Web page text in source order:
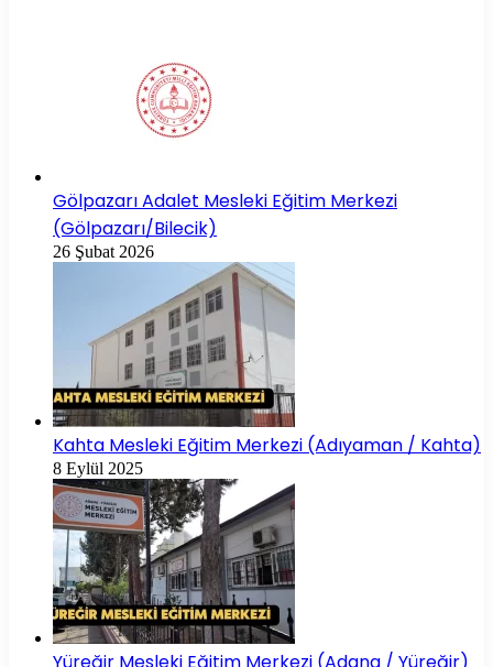
Gölpazarı Adalet Mesleki Eğitim Merkezi
(Gölpazarı/Bilecik)
26 Şubat 2026
Kahta Mesleki Eğitim Merkezi (Adıyaman / Kahta)
8 Eylül 2025
Yüreğir Mesleki Eğitim Merkezi (Adana / Yüreğir)